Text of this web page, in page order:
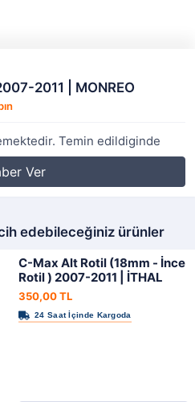
2011 | MONREO
Temin edildiginde
Ver
edebileceğiniz ürünler
C-Max Alt Rotil (18mm - İnce
Rotil ) 2007-2011 | İTHAL
350,00 TL